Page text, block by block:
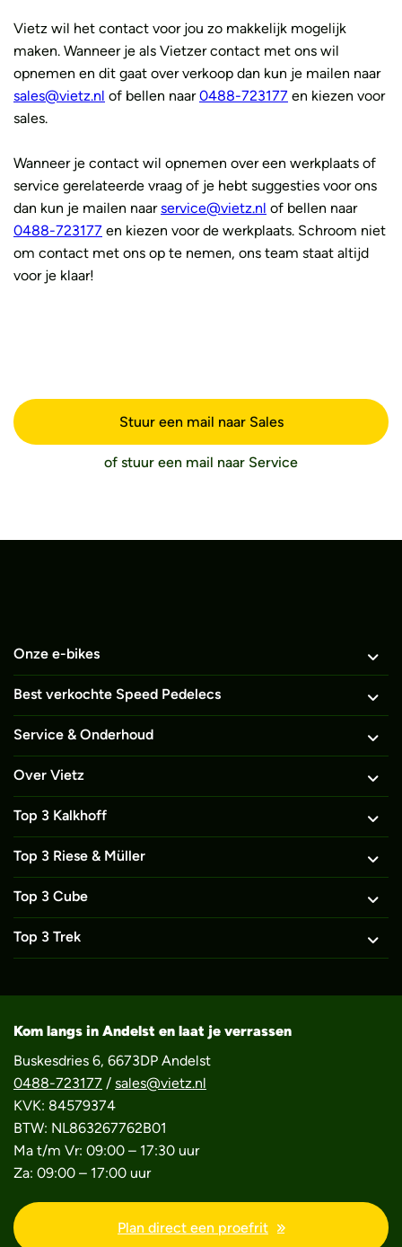
Vietz wil het contact voor jou zo makkelijk mogelijk
maken. Wanneer je als Vietzer contact met ons wil
opnemen en dit gaat over verkoop dan kun je mailen naar
sales@vietz.nl of bellen naar0488-723177 en kiezen voor
sales.
Wanneer je contact wil opnemen over een werkplaats of
service gerelateerde vraag of je hebt suggesties voor ons
dan kun je mailen naarservice@vietz.nl of bellen naar
0488-723177 en kiezen voor de werkplaats. Schroom niet
om contact met ons op te nemen, ons team staat altijd
voor je klaar!
Stuur een mail naar Sales
of stuur een mail naar Service
Onze e-bikes
Best verkochte Speed Pedelecs
Service & Onderhoud
Over Vietz
Top 3 Kalkhoff
Top 3 Riese & Müller
Top 3 Cube
Top 3 Trek
Kom langs in Andelst en laat je verrassen
Buskesdries 6, 6673DP Andelst
0488-723177 / sales@vietz.nl
KVK: 84579374
BTW: NL863267762B01
Ma t/m Vr: 09:00 – 17:30 uur
Za: 09:00 – 17:00 uur
Plan direct een proefrit